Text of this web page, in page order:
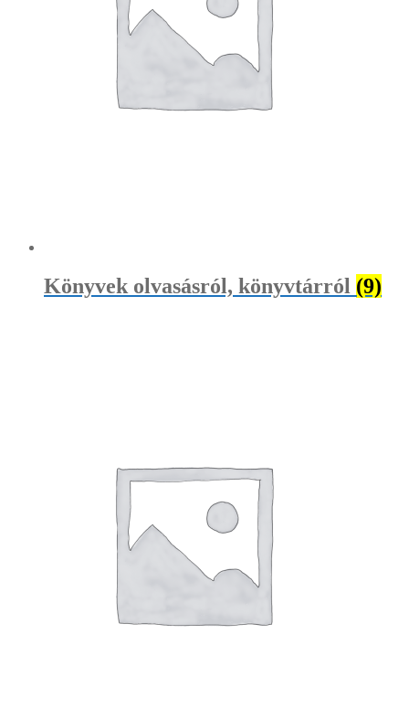
Könyvek olvasásról, könyvtárról (9)